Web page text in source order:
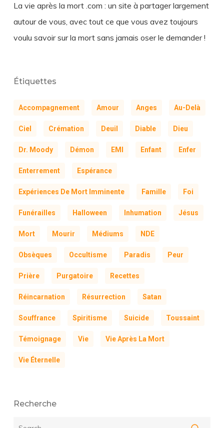
La vie après la mort .com : un site à partager largement
autour de vous, avec tout ce que vous avez toujours
voulu savoir sur la mort sans jamais oser le demander !
Étiquettes
Accompagnement Amour Anges Au-Delà
Ciel Crémation Deuil Diable Dieu
Dr. Moody Démon EMI Enfant Enfer
Enterrement Espérance
Expériences De Mort Imminente Famille Foi
Funérailles Halloween Inhumation Jésus
Mort Mourir Médiums NDE
Obsèques Occultisme Paradis Peur
Prière Purgatoire Recettes
Réincarnation Résurrection Satan
Souffrance Spiritisme Suicide Toussaint
Témoignage Vie Vie Après La Mort
Vie Éternelle
Recherche